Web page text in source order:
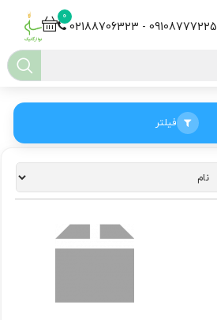
0
02188706323 - 09108777225
فیلتر